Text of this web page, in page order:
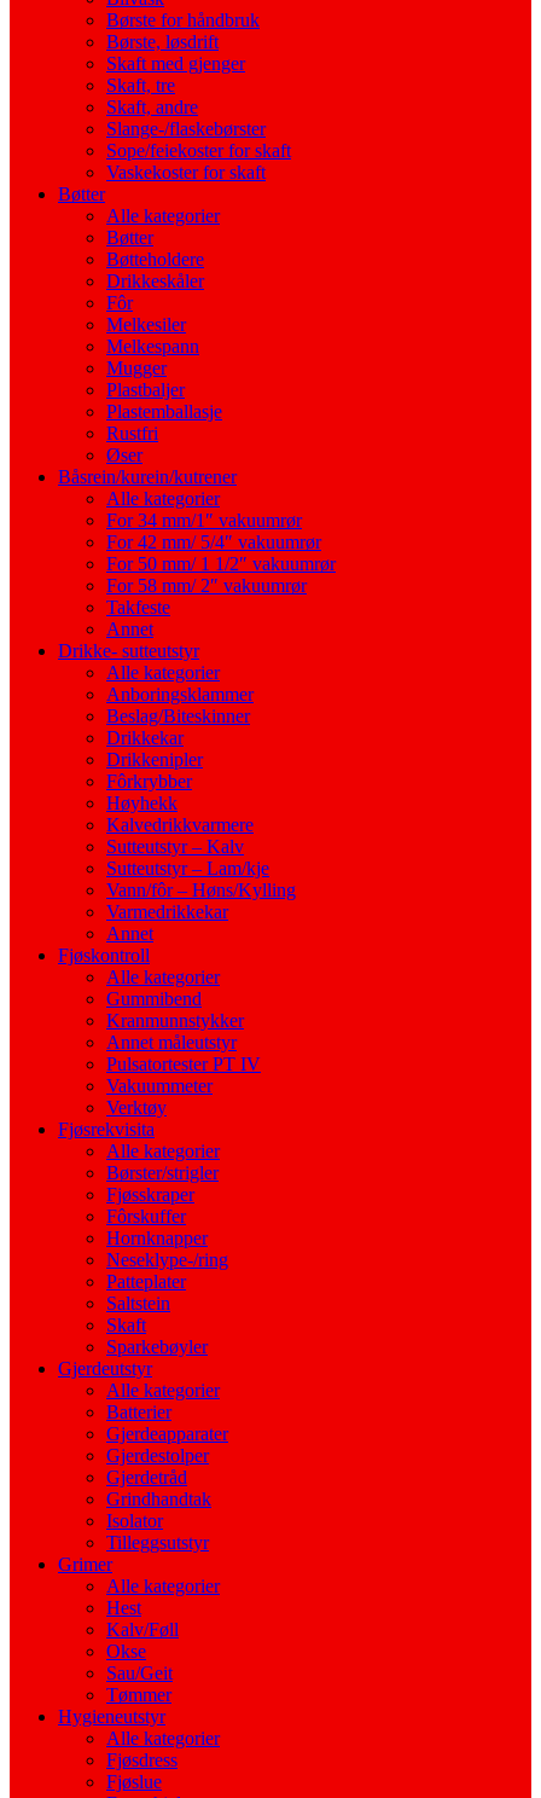
Børste for håndbruk
Børste, løsdrift
Skaft med gjenger
Skaft, tre
Skaft, andre
Slange-/flaskebørster
Sope/feiekoster for skaft
Vaskekoster for skaft
Bøtter
Alle kategorier
Bøtter
Bøtteholdere
Drikkeskåler
Fôr
Melkesiler
Melkespann
Mugger
Plastbaljer
Plastemballasje
Rustfri
Øser
Båsrein/kurein/kutrener
Alle kategorier
For 34 mm/1″ vakuumrør
For 42 mm/ 5/4″ vakuumrør
For 50 mm/ 1 1/2″ vakuumrør
For 58 mm/ 2″ vakuumrør
Takfeste
Annet
Drikke- sutteutstyr
Alle kategorier
Anboringsklammer
Beslag/Biteskinner
Drikkekar
Drikkenipler
Fôrkrybber
Høyhekk
Kalvedrikkvarmere
Sutteutstyr – Kalv
Sutteutstyr – Lam/kje
Vann/fôr – Høns/Kylling
Varmedrikkekar
Annet
Fjøskontroll
Alle kategorier
Gummibend
Kranmunnstykker
Annet måleutstyr
Pulsatortester PT IV
Vakuummeter
Verktøy
Fjøsrekvisita
Alle kategorier
Børster/strigler
Fjøsskraper
Fôrskuffer
Hornknapper
Neseklype-/ring
Patteplater
Saltstein
Skaft
Sparkebøyler
Gjerdeutstyr
Alle kategorier
Batterier
Gjerdeapparater
Gjerdestolper
Gjerdetråd
Grindhandtak
Isolator
Tilleggsutstyr
Grimer
Alle kategorier
Hest
Kalv/Føll
Okse
Sau/Geit
Tømmer
Hygieneutstyr
Alle kategorier
Fjøsdress
Fjøslue